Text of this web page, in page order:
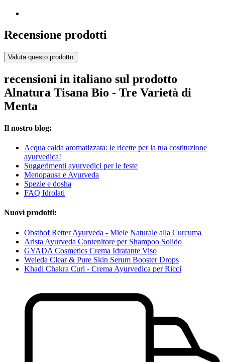
Recensione prodotti
Valuta questo prodotto
recensioni in italiano sul prodotto
Alnatura Tisana Bio - Tre Varietà di
Menta
Il nostro blog:
Acqua calda aromatizzata: le ricette per la tua costituzione
ayurvedica!
Suggerimenti ayurvedici per le feste
Menopausa e Ayurveda
Spezie e dosha
FAQ Idrolati
Nuovi prodotti:
Obsthof Retter Ayurveda - Miele Naturale alla Curcuma
Arista Ayurveda Contenitore per Shampoo Solido
GYADA Cosmetics Crema Idratante Viso
Weleda Clear & Pure Skin Serum Booster Drops
Khadi Chakra Curl - Crema Ayurvedica per Ricci